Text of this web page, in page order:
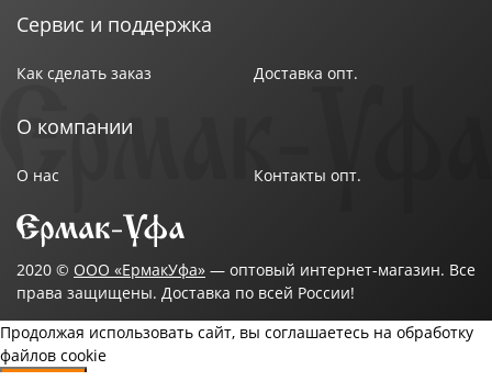
Сервис и поддержка
Как сделать заказ Доставка опт.
О компании
О нас Контакты опт.
2020 © ООО «ЕрмакУфа» — оптовый интернет-магазин. Все
права защищены. Доставка по всей России!
Продолжая использовать сайт, вы соглашаетесь на обработку
файлов cookie